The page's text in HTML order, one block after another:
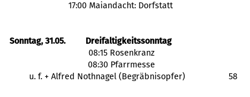
17:00 Maiandacht: Dorfstatt
Sonntag, 31.05.
Dreifaltigkeitssonntag
  08:15 Rosenkranz
  08:30 Pfarrmesse
            u. f. + Alfred Nothnagel (Begräbnisopfer)
58